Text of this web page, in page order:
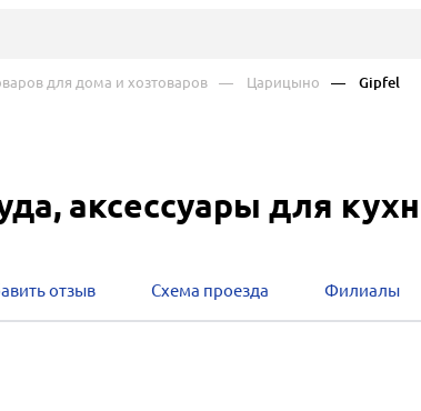
для дома и хозтоваров — Царицыно — Gipfel
аксессуары для
отзыв Схема проезда Филиалы